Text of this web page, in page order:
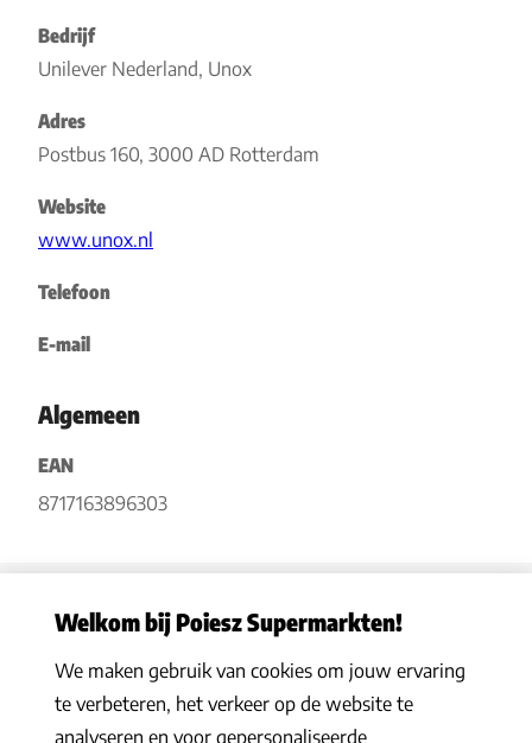
Bedrijf
Unilever Nederland, Unox
Adres
Postbus 160, 3000 AD Rotterdam
Website
www.unox.nl
Telefoon
E-mail
Algemeen
EAN
8717163896303
Privacy statement|Algemene voorwaarden |Hoe werkt het |
Veelgestelde vragen|Cookies
© 2026 Poiesz Supermarkten B.V. Alle rechten voorbehouden
Welkom bij Poiesz Supermarkten!
We maken gebruik van cookies om jouw ervaring
te verbeteren, het verkeer op de website te
analyseren en voor gepersonaliseerde